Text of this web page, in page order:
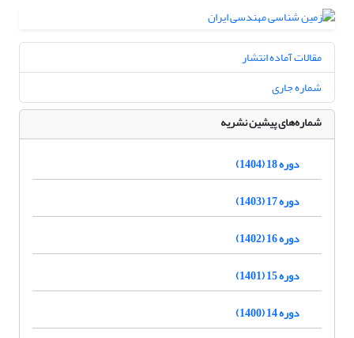
مقالات آماده انتشار
شماره جاری
شماره‌های پیشین نشریه
دوره 18 (1404)
دوره 17 (1403)
دوره 16 (1402)
دوره 15 (1401)
دوره 14 (1400)